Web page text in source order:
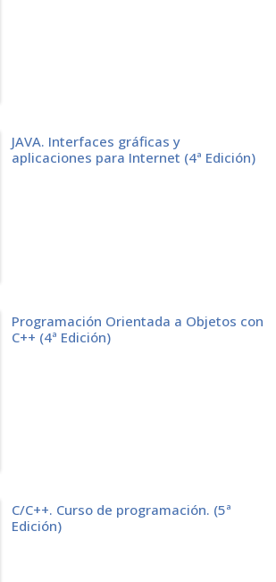
JAVA. Interfaces gráficas y
aplicaciones para Internet (4ª Edición)
Programación Orientada a Objetos con
C++ (4ª Edición)
C/C++. Curso de programación. (5ª
Edición)